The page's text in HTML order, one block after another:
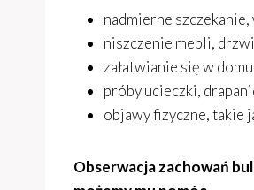
nadmierne
niszczenie mebli,
załatwianie się w
próby ucieczki,
objawy fizyczne, takie
Obserwacja zachowań